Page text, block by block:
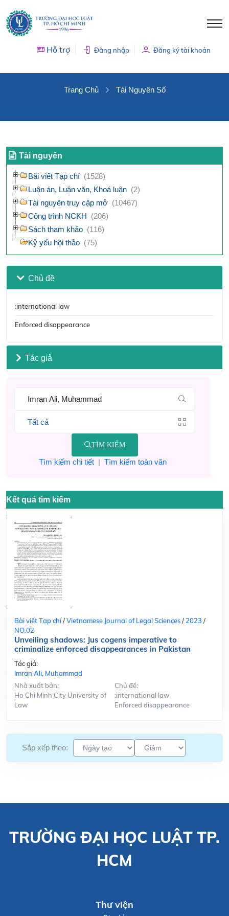
Hỗ trợ Đăng nhập Đăng ký tài khoản
Trang Chủ Tài Nguyên Số
Tài nguyên
Bài viết Tạp chí (1528)
Luận án, Luận văn, Khoá luận (2)
Tài nguyên truy cập mở (10467)
Công trình NCKH (206)
Sách tham khảo (116)
Kỷ yếu hội thảo (75)
Chủ đề
:international law
Enforced disappearance
Tác giả
TÌM KIẾM
Tìm kiếm chi tiết| Tìm kiếm toàn văn
Kết quả tìm kiếm
Bài viết Tạp chí/Vietnamese Journal of Legal Sciences/ 2023 /
NO.02
Unveiling shadows: Jus cogens imperative to
criminalize enforced disappearances in Pakistan
Tác giả:
Imran Ali, Muhammad
Nhà xuất bản:
Ho Chi Minh City University of
Law
Chủ đề:
:international law
Enforced disappearance
Sắp xếp theo:
TRƯỜNG ĐẠI HỌC LUẬT TP.
HCM
Thư viện